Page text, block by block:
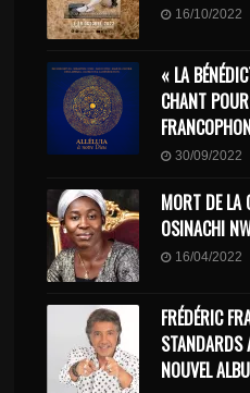
16/10/2022
« LA
CHANT
30/09/2022
MORT DE LA
OSINACHI
16/04/2022
FRÉDÉRIC
STANDARDS
NOUVEL